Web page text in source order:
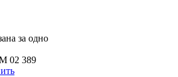
за одно
02 389